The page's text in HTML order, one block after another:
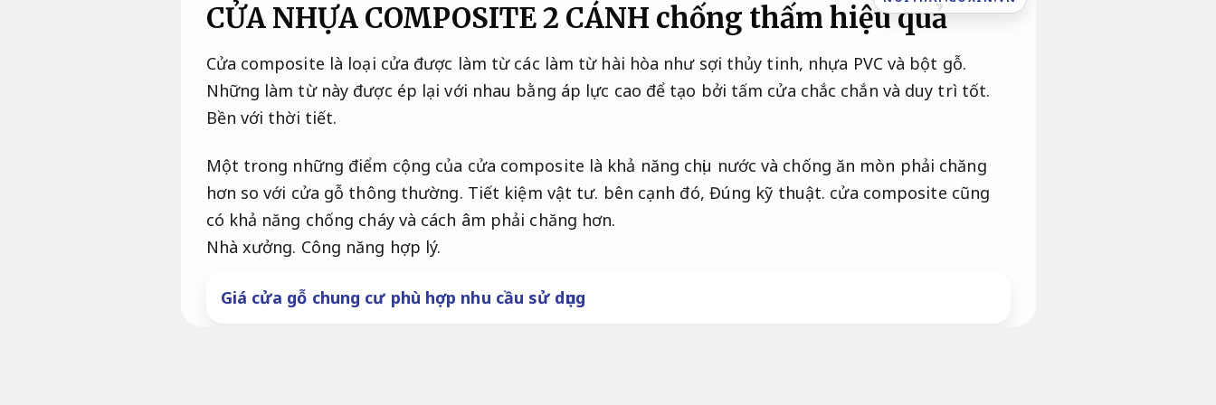
CỬA NHỰA COMPOSITE 2 CÁNH chống thấm hiệu quả
Cửa composite là loại cửa được làm từ các làm từ hài hòa như sợi thủy tinh, nhựa PVC và bột gỗ.
Những làm từ này được ép lại với nhau bằng áp lực cao để tạo bởi tấm cửa chắc chắn và duy trì tốt.
Bền với thời tiết.
Một trong những điểm cộng của cửa composite là khả năng chịu nước và chống ăn mòn phải chăng
hơn so với cửa gỗ thông thường. Tiết kiệm vật tư. bên cạnh đó, Đúng kỹ thuật. cửa composite cũng
có khả năng chống cháy và cách âm phải chăng hơn.
Nhà xưởng. Công năng hợp lý.
Giá cửa gỗ chung cư phù hợp nhu cầu sử dụng